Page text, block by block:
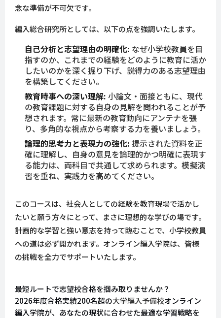
念な準備が不可欠です。
編入総合研究所としては、以下の点を強調いたします。
自己分析と志望理由の明確化: なぜ小学校教員を目
指すのか、これまでの経験をどのように教育に活か
したいのかを深く掘り下げ、説得力のある志望理由
を構築してください。
教育時事への深い理解: 小論文・面接ともに、現代
の教育課題に対する自身の見解を問われることが予
想されます。常に最新の教育動向にアンテナを張
り、多角的な視点から考察する力を養いましょう。
論理的思考力と表現力の強化: 提示された資料を正
確に理解し、自身の意見を論理的かつ明確に表現す
る能力は、両科目で共通して求められます。模擬演
習を重ね、実践力を高めてください。
このコースは、社会人としての経験を教育現場で活かし
たいと願う方々にとって、まさに理想的な学びの場です。
計画的な学習と強い意志を持って臨むことで、小学校教員
への道は必ず開かれます。オンライン編入学院は、皆様
の挑戦を全力でサポートいたします。
最短ルートで志望校合格を掴み取りませんか？
2026年度合格実績200名超の大学編入予備校オンライン
編入学院が、あなたの現状に合わせた最適な学習戦略を